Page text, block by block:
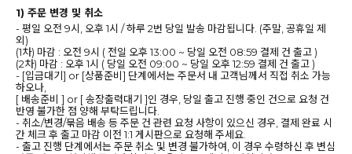
1) 주문 변경 및 취소
- 평일 오전 9시, 오후 1시 / 하루 2번 당일 발송 마감됩니다. (주말, 공휴일 제
외)
(1차) 마감 : 오전 9시 ( 전일 오후 13:00 ~ 당일 오전 08:59 결제 건 출고 )
(2차) 마감 : 오후 1시 ( 당일 오전 09:00 ~ 당일 오후 12:59 결제 건 출고 )
- [입금대기] or [상품준비] 단계에서는 주문서 내 고객님께서 직접 취소 가능
하오나,
[ 배송준비 ] or [ 송장출력대기 ]인 경우, 당일 출고 진행 중인 건으로 요청 건
반영 불가한 점 양해 부탁드립니다.
- 취소/변경/묶음 배송 등 주문 건 관련 요청 사항이 있으신 경우, 결제 완료 시
간 체크 후 출고 마감 이전 1:1 게시판으로 요청해 주세요.
- 출고 진행 단계에서는 주문 취소 및 변경 불가하여, 이 경우 수령하신 후 변심